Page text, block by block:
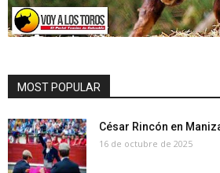
MOST POPULAR
César Rincón en
16 de octubre de 2025